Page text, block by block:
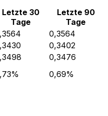
Letzte 30
Tage
Letzte 90
Tage
0,3564
0,3402
0,3476
0,69%